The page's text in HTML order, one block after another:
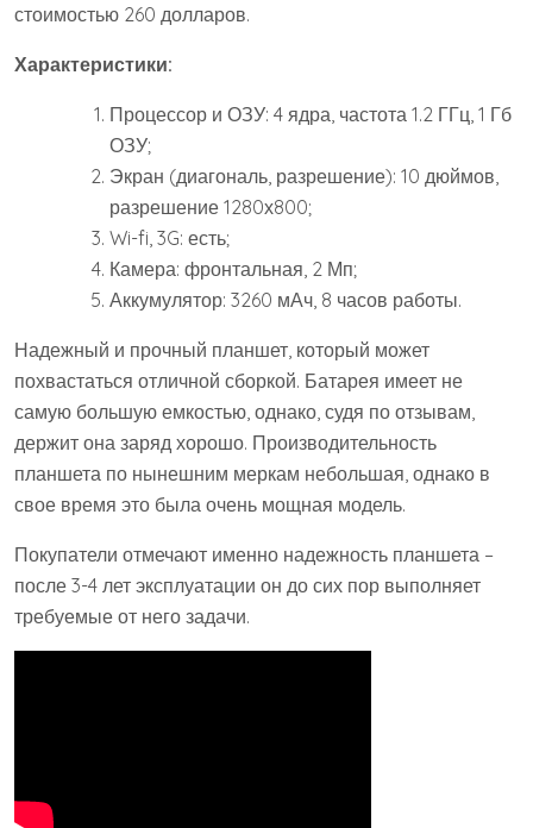
стоимостью 260 долларов.
Характеристики:
Процессор и ОЗУ: 4 ядра, частота 1.2 ГГц, 1 Гб
ОЗУ;
Экран (диагональ, разрешение): 10 дюймов,
разрешение 1280х800;
Wi-fi, 3G: есть;
Камера: фронтальная, 2 Мп;
Аккумулятор: 3260 мАч, 8 часов работы.
Надежный и прочный планшет, который может
похвастаться отличной сборкой. Батарея имеет не
самую большую емкостью, однако, судя по отзывам,
держит она заряд хорошо. Производительность
планшета по нынешним меркам небольшая, однако в
свое время это была очень мощная модель.
Покупатели отмечают именно надежность планшета –
после 3-4 лет эксплуатации он до сих пор выполняет
требуемые от него задачи.